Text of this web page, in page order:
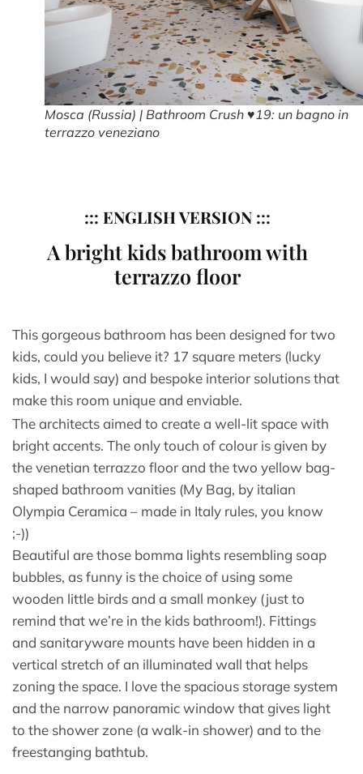
Mosca (Russia) | Bathroom Crush ♥19: un bagno in
terrazzo veneziano
::: ENGLISH VERSION :::
A bright kids bathroom with
terrazzo floor
This gorgeous bathroom has been designed for two
kids, could you believe it? 17 square meters (lucky
kids, I would say) and bespoke interior solutions that
make this room unique and enviable.
The architects aimed to create a well-lit space with
bright accents. The only touch of colour is given by
the venetian terrazzo floor and the two yellow bag-
shaped bathroom vanities (My Bag, by italian
Olympia Ceramica – made in Italy rules, you know
;-))
Beautiful are those bomma lights resembling soap
bubbles, as funny is the choice of using some
wooden little birds and a small monkey (just to
remind that we’re in the kids bathroom!). Fittings
and sanitaryware mounts have been hidden in a
vertical stretch of an illuminated wall that helps
zoning the space. I love the spacious storage system
and the narrow panoramic window that gives light
to the shower zone (a walk-in shower) and to the
freestanging bathtub.